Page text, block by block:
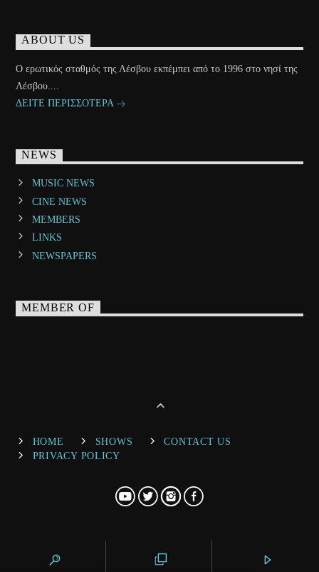
ABOUT US
Ο ερωτικός σταθμός της Λέσβου εκπέμπει από το 1996 στο νησί της
Λέσβου....
ΔΕΙΤΕ ΠΕΡΙΣΣΟΤΕΡΑ
NEWS
MUSIC NEWS
CINE NEWS
MEMBERS
LINKS
NEWSPAPERS
MEMBER OF
HOME SHOWS
CONTACT US
PRIVACY POLICY